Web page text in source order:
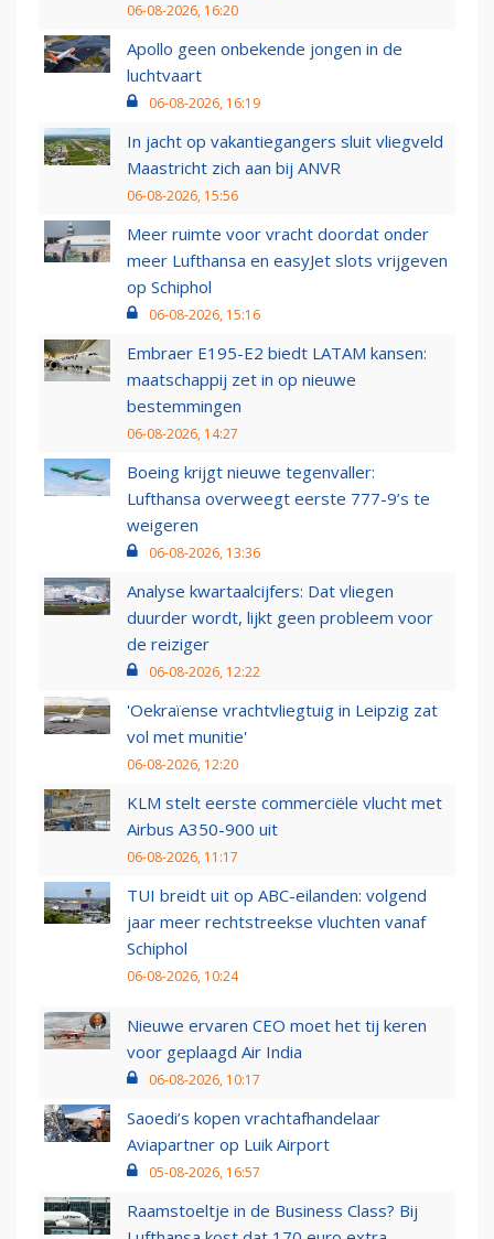
06-08-2026, 16:20
Apollo geen onbekende jongen in de
luchtvaart
06-08-2026, 16:19
In jacht op vakantiegangers sluit vliegveld
Maastricht zich aan bij ANVR
06-08-2026, 15:56
Meer ruimte voor vracht doordat onder
meer Lufthansa en easyJet slots vrijgeven
op Schiphol
06-08-2026, 15:16
Embraer E195-E2 biedt LATAM kansen:
maatschappij zet in op nieuwe
bestemmingen
06-08-2026, 14:27
Boeing krijgt nieuwe tegenvaller:
Lufthansa overweegt eerste 777-9’s te
weigeren
06-08-2026, 13:36
Analyse kwartaalcijfers: Dat vliegen
duurder wordt, lijkt geen probleem voor
de reiziger
06-08-2026, 12:22
'Oekraïense vrachtvliegtuig in Leipzig zat
vol met munitie'
06-08-2026, 12:20
KLM stelt eerste commerciële vlucht met
Airbus A350-900 uit
06-08-2026, 11:17
TUI breidt uit op ABC-eilanden: volgend
jaar meer rechtstreekse vluchten vanaf
Schiphol
06-08-2026, 10:24
Nieuwe ervaren CEO moet het tij keren
voor geplaagd Air India
06-08-2026, 10:17
Saoedi’s kopen vrachtafhandelaar
Aviapartner op Luik Airport
05-08-2026, 16:57
Raamstoeltje in de Business Class? Bij